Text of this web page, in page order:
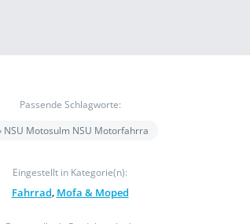
Passende Schlagworte:
NSU Motosulm NSU Motorfahrra
Eingestellt in Kategorie(n):
Fahrrad, Mofa & Moped